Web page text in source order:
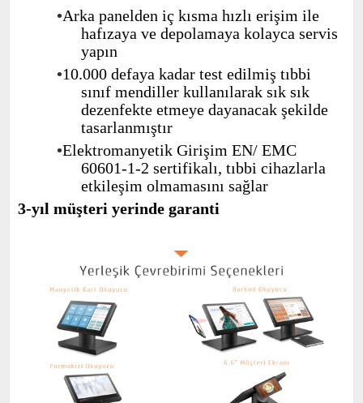
•Arka panelden iç kısma hızlı erişim ile
hafızaya ve depolamaya kolayca servis
yapın
•10.000 defaya kadar test edilmiş tıbbi
sınıf mendiller kullanılarak sık sık
dezenfekte etmeye dayanacak şekilde
tasarlanmıştır
•Elektromanyetik Girişim EN/ EMC
60601-1-2 sertifikalı, tıbbi cihazlarla
etkileşim olmamasını sağlar
3-yıl müşteri yerinde garanti